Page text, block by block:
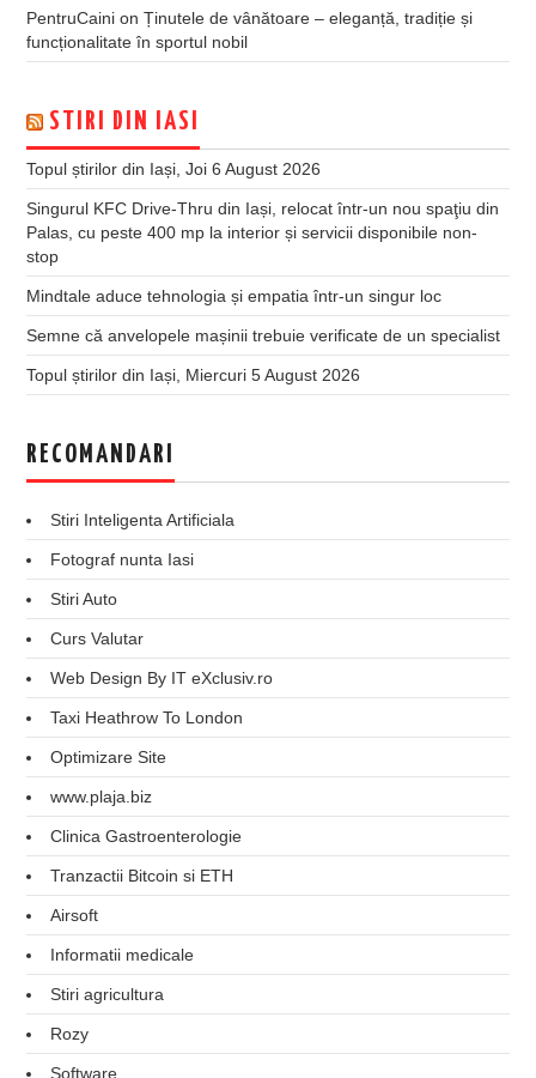
PentruCaini onȚinutele de vânătoare – eleganță, tradiție și
funcționalitate în sportul nobil
STIRI DIN IASI
Topul știrilor din Iași, Joi 6 August 2026
Singurul KFC Drive-Thru din Iași, relocat într-un nou spaţiu din
Palas, cu peste 400 mp la interior și servicii disponibile non-
stop
Mindtale aduce tehnologia și empatia într-un singur loc
Semne că anvelopele mașinii trebuie verificate de un specialist
Topul știrilor din Iași, Miercuri 5 August 2026
RECOMANDARI
Stiri Inteligenta Artificiala
Fotograf nunta Iasi
Stiri Auto
Curs Valutar
Web Design By IT eXclusiv.ro
Taxi Heathrow To London
Optimizare Site
www.plaja.biz
Clinica Gastroenterologie
Tranzactii Bitcoin si ETH
Airsoft
Informatii medicale
Stiri agricultura
Rozy
Software